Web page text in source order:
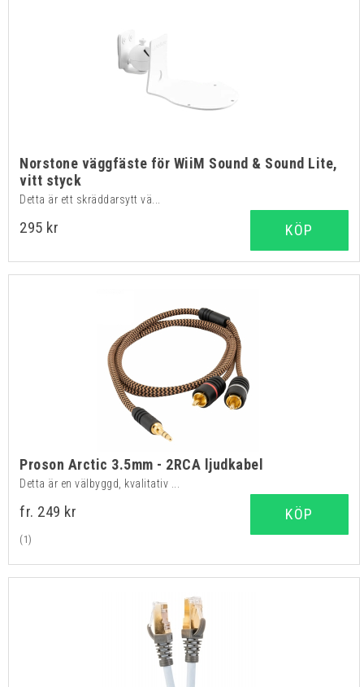
Norstone väggfäste för WiiM Sound & Sound Lite,
vitt styck
Detta är ett skräddarsytt vä...
295 kr KÖP
Proson Arctic 3.5mm - 2RCA ljudkabel
Detta är en välbyggd, kvalitativ ...
fr. 249 kr
(1)
KÖP